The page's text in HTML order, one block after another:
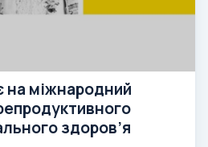
міжнародний
здоров’я